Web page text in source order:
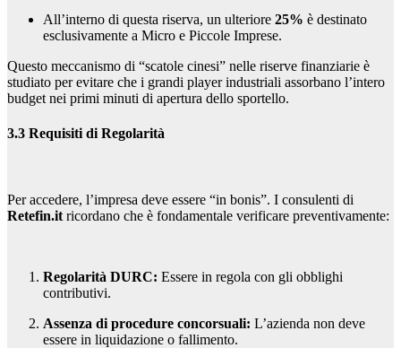
All’interno di questa riserva, un ulteriore 25% è destinato
esclusivamente a Micro e Piccole Imprese.
Questo meccanismo di “scatole cinesi” nelle riserve finanziarie è
studiato per evitare che i grandi player industriali assorbano l’intero
budget nei primi minuti di apertura dello sportello.
3.3 Requisiti di Regolarità
Per accedere, l’impresa deve essere “in bonis”. I consulenti di
Retefin.it ricordano che è fondamentale verificare preventivamente:
Regolarità DURC: Essere in regola con gli obblighi
contributivi.
Assenza di procedure concorsuali: L’azienda non deve
essere in liquidazione o fallimento.